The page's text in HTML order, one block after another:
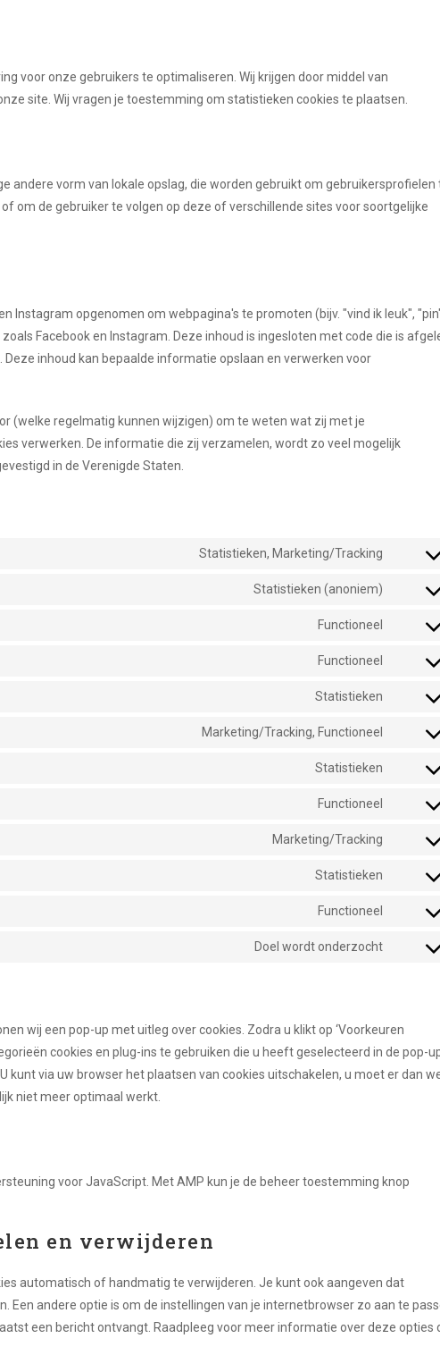
voor onze gebruikers te optimaliseren. Wij krijgen door middel van
site. Wij vragen je toestemming om statistieken cookies te plaatsen.
andere vorm van lokale opslag, die worden gebruikt om gebruikersprofielen
om de gebruiker te volgen op deze of verschillende sites voor soortgelijke
Instagram opgenomen om webpagina's te promoten (bijv. "vind ik leuk",
Facebook en Instagram. Deze inhoud is ingesloten met code die is
inhoud kan bepaalde informatie opslaan en verwerken voor
(welke regelmatig kunnen wijzigen) om te weten wat zij met je
verwerken. De informatie die zij verzamelen, wordt zo veel mogelijk
in de Verenigde Staten.
Statistieken, Marketing/Tracking
Statistieken (anoniem)
Functioneel
Functioneel
Statistieken
Marketing/Tracking, Functioneel
Statistieken
Functioneel
Marketing/Tracking
Statistieken
Functioneel
Doel wordt onderzocht
wij een pop-up met uitleg over cookies. Zodra u klikt op ‘Voorkeuren
cookies en plug-ins te gebruiken die u heeft geselecteerd in de pop-
kunt via uw browser het plaatsen van cookies uitschakelen, u moet er dan
niet meer optimaal werkt.
voor JavaScript. Met AMP kun je de beheer toestemming knop
en verwijderen
automatisch of handmatig te verwijderen. Je kunt ook aangeven dat
Een andere optie is om de instellingen van je internetbrowser zo aan te
een bericht ontvangt. Raadpleeg voor meer informatie over deze opties